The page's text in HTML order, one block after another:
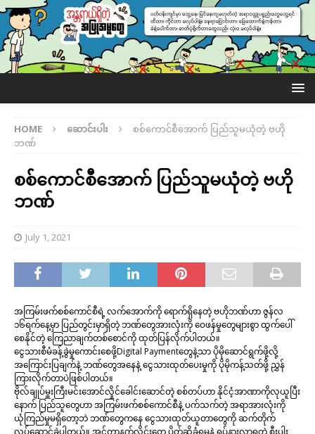
HOME ဆောင်းပါး
စစ်ကောင်စီအောက် ပြည်သူမယုံတဲ့ ဗဟို
ဘဏ်
စစ်ကောင်စီအောက် ပြည်သူမယုံတဲ့ ဗဟို
ဘဏ်
July 1, 2021
အကြမ်းဖက်စစ်ကောင်စီရဲ့ လက်အောက်ကို ရောက်ရှိနေတဲ့ ဗဟိုဘဏ်ဟာ ဇွန်လ
၁၆ရက်နေ့မှာ ပြည်တွင်းမှာရှိတဲ့ ဘဏ်တွေအားလုံးကို ဝေဖန်မှုတွေများစွာ ထွက်ပေါ်
စေနိုင်တဲ့ ကြေညာချက်တစ်စောင်ကို ထုတ်ပြန်လိုက်ပါတယ်။
ငွေသားစီမံခန့်ခွဲမှုကောင်းစေဖို့Digital Paymentတွေနဲ့သာ ပိုမိုဆောင်ရွက်ဖို့လို့
အကြောင်းပြချက်နဲ့ ဘဏ်တွေအနေနဲ့ ငွေသားထုတ်ပေးမှုကို ပိုမိုကန့်သတ်ဖို့ ညွှန်
ကြားလိုက်တာပဲဖြစ်ပါတယ်။
ဗိုလ်ချုပ်မှူးကြီးမင်းအောင်လှိုင်ခေါင်းဆောင်တဲ့ စစ်တပ်ဟာ နိုင်ငံ့အာဏာကိုလုယူပြီး
နောက် ပြည်သူတွေဟာ အကြမ်းဖက်စစ်ကောင်စီနဲ့ ပက်သက်တဲ့ အရာအားလုံးကို
ယုံကြည်မှုမရှိတော့ဘဲ ဘဏ်တွေကနေ ငွေသားထုတ်ယူတာတွေကို ဆက်တိုက်
လုပ်ဆောင်ခဲ့ပါတယ်။ အင်တာနက်လိုင်းတွေ ပိတ်ဆို့ခံရမှုနဲ့ ရပ်နားလာရတဲ့ စီးပွါး